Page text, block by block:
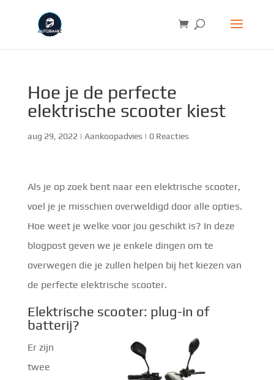
Hoe je de perfecte
elektrische scooter kiest
aug 29, 2022 | Aankoopadvies | 0 Reacties
Als je op zoek bent naar een elektrische scooter,
voel je je misschien overweldigd door alle opties.
Hoe weet je welke voor jou geschikt is? In deze
blogpost geven we je enkele dingen om te
overwegen die je zullen helpen bij het kiezen van
de perfecte elektrische scooter.
Elektrische scooter: plug-in of
batterij?
Er zijn
twee